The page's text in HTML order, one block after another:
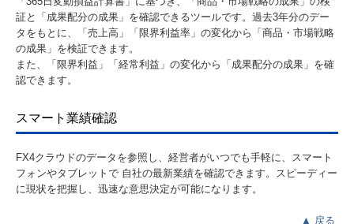
証と「成果配分の成果」を確認できるツールです。過去3年分のデー
タをもとに、「売上⾼」「限界利益率」の変化から「商品・市場戦略
の成果」を検証できます。
また、「限界利益」「経常利益」の変化から「成果配分の成果」を確
認できます。
スマート業績確認
FX4クラウドのデータを参照し、経営者がいつでも手軽に、スマート
フォンやタブレットで 自社の最新業績を確認できます。スピーディー
に現状を把握し、迅速な意思決定が可能になります。
▲ 戻る